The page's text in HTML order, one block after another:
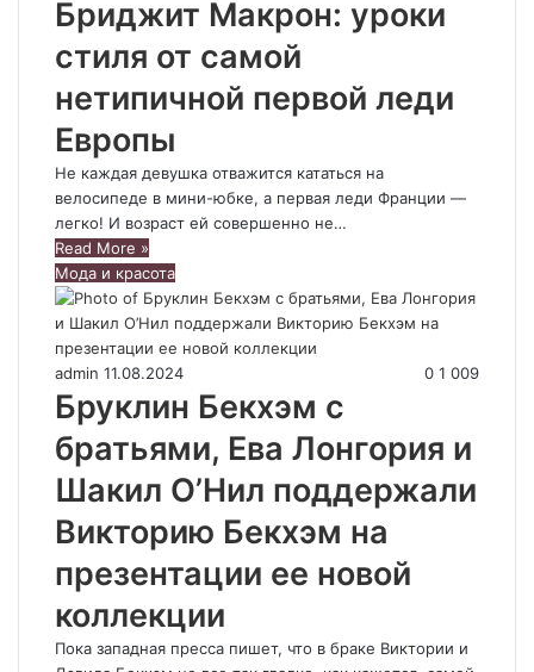
Бриджит Макрон: уроки
стиля от самой
нетипичной первой леди
Европы
Не каждая девушка отважится кататься на
велосипеде в мини-юбке, а первая леди Франции —
легко! И возраст ей совершенно не…
Read More »
Мода и красота
admin 11.08.2024 0 1 009
Бруклин Бекхэм с
братьями, Ева Лонгория и
Шакил О’Нил поддержали
Викторию Бекхэм на
презентации ее новой
коллекции
Пока западная пресса пишет, что в браке Виктории и